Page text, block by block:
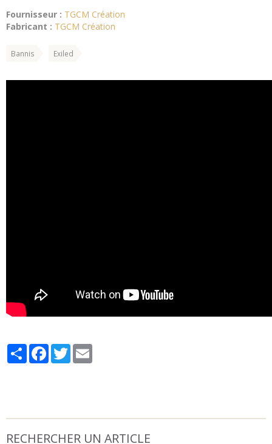
Fournisseur : TGCM Création
Fabricant : TGCM Création
Bannis Exiled
PartagerFacebook
Twitter
RECHERCHER UN ARTICLE